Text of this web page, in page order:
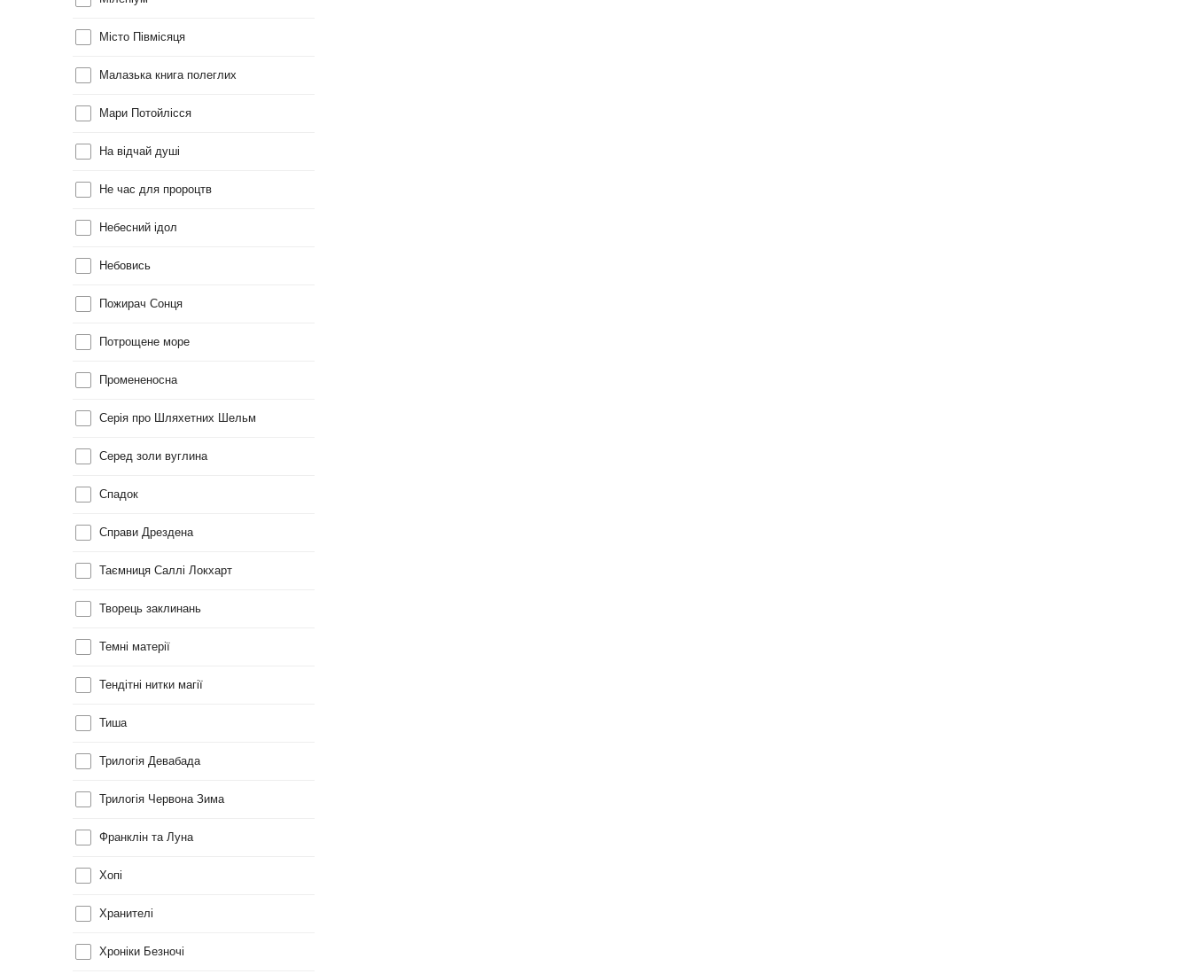
Місто Півмісяця
Малазька книга полеглих
Мари Потойлісся
На відчай душі
Не час для пророцтв
Небесний ідол
Небовись
Пожирач Сонця
Потрощене море
Промененосна
Серія про Шляхетних Шельм
Серед золи вуглина
Спадок
Справи Дрездена
Таємниця Саллі Локхарт
Творець заклинань
Темні матерії
Тендітні нитки магії
Тиша
Трилогія Девабада
Трилогія Червона Зима
Франклін та Луна
Хопі
Хранителі
Хроніки Безночі